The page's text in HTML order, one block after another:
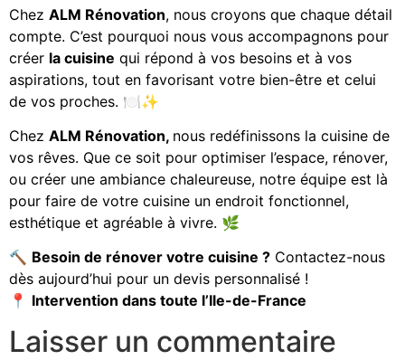
Chez ALM Rénovation, nous croyons que chaque détail
compte. C’est pourquoi nous vous accompagnons pour
créer la cuisine qui répond à vos besoins et à vos
aspirations, tout en favorisant votre bien-être et celui
de vos proches. 🍽️✨
Chez ALM Rénovation, nous redéfinissons la cuisine de
vos rêves. Que ce soit pour optimiser l’espace, rénover,
ou créer une ambiance chaleureuse, notre équipe est là
pour faire de votre cuisine un endroit fonctionnel,
esthétique et agréable à vivre. 🌿
🔨 Besoin de rénover votre cuisine ? Contactez-nous
dès aujourd’hui pour un devis personnalisé !
📍 Intervention dans toute l’Ile-de-France
Laisser un commentaire